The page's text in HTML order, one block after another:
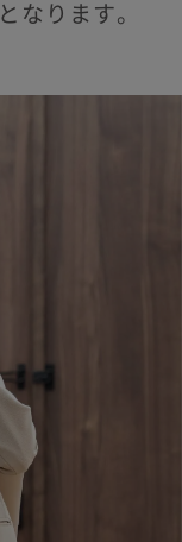
なります。